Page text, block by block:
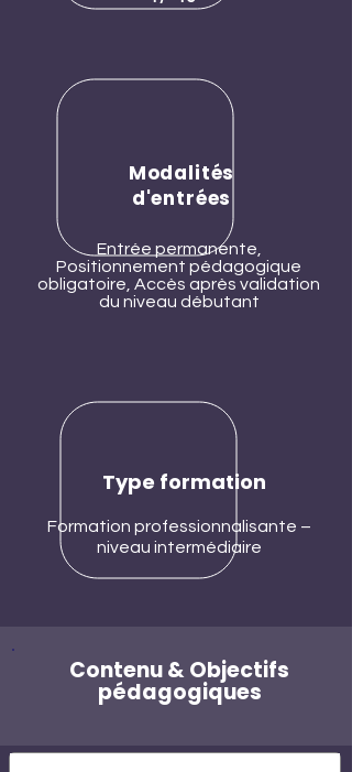
Modalités
d'entrées
Entrée permanente,
Positionnement pédagogique
obligatoire, Accès après validation
du niveau débutant
Formation professionnalisante –
niveau intermédiaire
Type formation
Contenu & Objectifs
pédagogiques